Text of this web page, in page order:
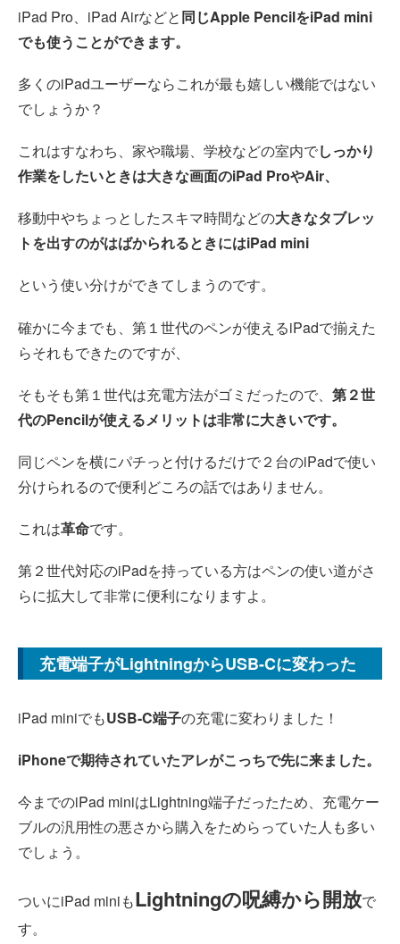
iPad Pro、iPad Airなどと同じApple PencilをiPad mini
でも使うことができます。
多くのiPadユーザーならこれが最も嬉しい機能ではない
でしょうか？
これはすなわち、家や職場、学校などの室内でしっかり
作業をしたいときは大きな画面のiPad ProやAir、
移動中やちょっとしたスキマ時間などの大きなタブレッ
トを出すのがはばかられるときにはiPad mini
という使い分けができてしまうのです。
確かに今までも、第１世代のペンが使えるiPadで揃えた
らそれもできたのですが、
そもそも第１世代は充電方法がゴミだったので、 第２世
代のPencilが使えるメリットは非常に大きいです。
同じペンを横にパチっと付けるだけで２台のiPadで使い
分けられるので便利どころの話ではありません。
これは革命です。
第２世代対応のiPadを持っている方はペンの使い道がさ
らに拡大して非常に便利になりますよ。
充電端子がLightningからUSB-Cに変わった
iPad miniでもUSB-C端子の充電に変わりました！
iPhoneで期待されていたアレがこっちで先に来ました。
今までのiPad miniはLightning端子だったため、充電ケー
ブルの汎用性の悪さから購入をためらっていた人も多い
でしょう。
ついにiPad miniもLightningの呪縛から開放で
す。